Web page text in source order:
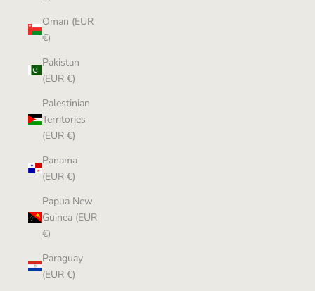
Oman (EUR
€)
Pakistan
(EUR €)
Palestinian
Territories
(EUR €)
Panama
(EUR €)
Papua New
Guinea (EUR
€)
Paraguay
(EUR €)